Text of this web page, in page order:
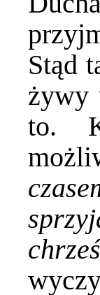
Stąd
żywy
to.